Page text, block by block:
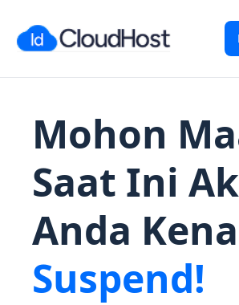
Mohon
Saat Ini
Anda Kena
Suspend!